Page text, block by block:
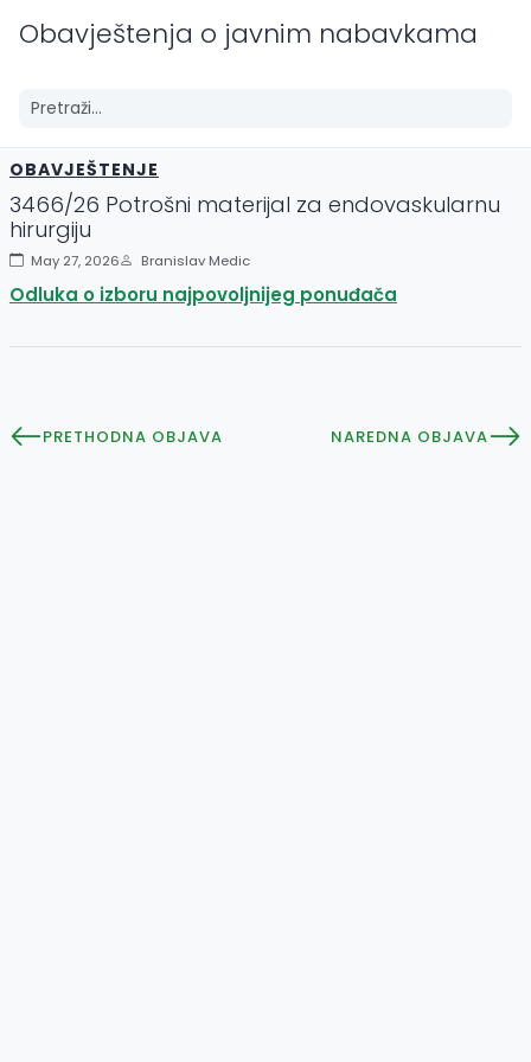
Obavještenja o javnim nabavkama
OBAVJEŠTENJE
3466/26 Potrošni materijal za endovaskularnu
hirurgiju
May 27, 2026 Branislav Medic
Odluka o izboru najpovoljnijeg ponuđača
PRETHODNA OBJAVA NAREDNA OBJAVA